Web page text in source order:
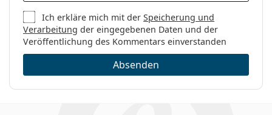
Ich erkläre mich mit derSpeicherung und
Verarbeitung der eingegebenen Daten und der
Veröffentlichung des Kommentars einverstanden
Absenden